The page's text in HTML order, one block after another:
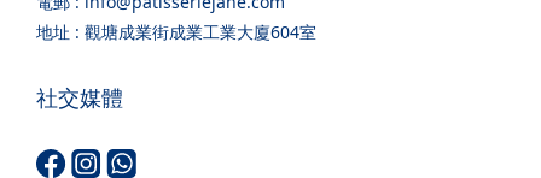
地址 : 觀塘成業街成業工業大廈604室
社交媒體